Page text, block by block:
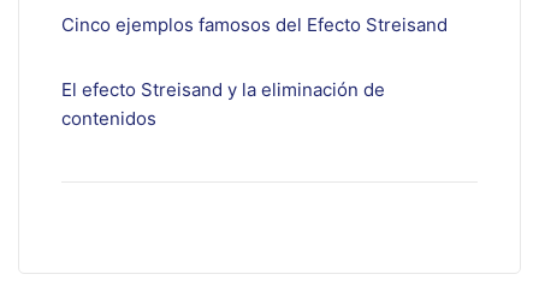
Cinco ejemplos famosos del Efecto Streisand
El efecto Streisand y la eliminación de
contenidos